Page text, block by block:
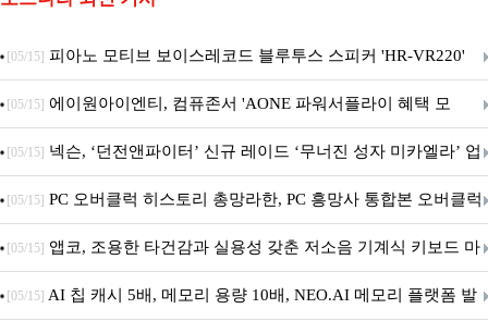
[05/15] 피아노 모티브 보이스레코드 블루투스 스피커 'HR-VR220'
출시
[05/15] 에이원아이엔티, 컴퓨존서 'AONE 파워서플라이 혜택 모
음.ZIP' 이벤트 진행
[05/15] 넥슨, ‘던전앤파이터’ 신규 레이드 ‘무너진 성자 미카엘라’ 업
데이트!
[05/15] PC 오버클럭 히스토리 총망라한, PC 흥망사 통합본 오버클럭
특집(1-4편)
[05/15] 앱코, 조용한 타건감과 실용성 갖춘 저소음 기계식 키보드 마
우스 세트 'KM580' 출시
[05/15] AI 칩 캐시 5배, 메모리 용량 10배, NEO.AI 메모리 플랫폼 발